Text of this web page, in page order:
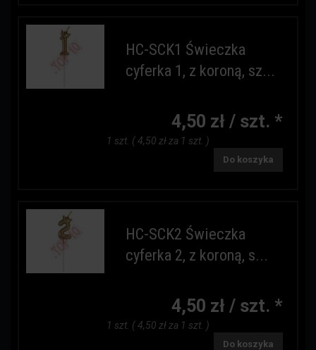
HC-SCK1 Świeczka
cyferka 1, z koroną, sz...
4,50 zł / szt. *
1 szt. ( 4,50 zł za 1 szt. )
Do koszyka
HC-SCK2 Świeczka
cyferka 2, z koroną, s...
4,50 zł / szt. *
1 szt. ( 4,50 zł za 1 szt. )
Do koszyka